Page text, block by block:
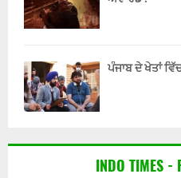
ਪੰਜਾਬ ਦੇ ਖੇਤਾਂ
INDO TIMES -